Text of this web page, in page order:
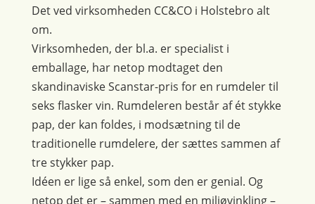
Det ved virksomheden CC&CO i Holstebro alt
om.
Virksomheden, der bl.a. er specialist i
emballage, har netop modtaget den
skandinaviske Scanstar-pris for en rumdeler til
seks flasker vin. Rumdeleren består af ét stykke
pap, der kan foldes, i modsætning til de
traditionelle rumdelere, der sættes sammen af
tre stykker pap.
Idéen er lige så enkel, som den er genial. Og
netop det er – sammen med en miljøvinkling –